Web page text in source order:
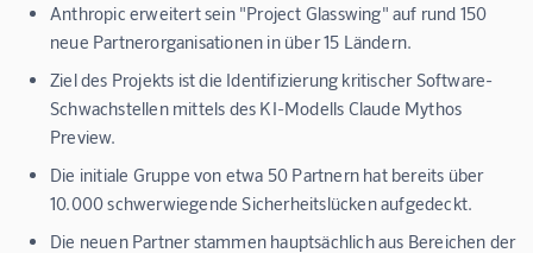
Anthropic erweitert sein "Project Glasswing" auf rund 150
neue Partnerorganisationen in über 15 Ländern.
Ziel des Projekts ist die Identifizierung kritischer Software-
Schwachstellen mittels des KI-Modells Claude Mythos
Preview.
Die initiale Gruppe von etwa 50 Partnern hat bereits über
10.000 schwerwiegende Sicherheitslücken aufgedeckt.
Die neuen Partner stammen hauptsächlich aus Bereichen der